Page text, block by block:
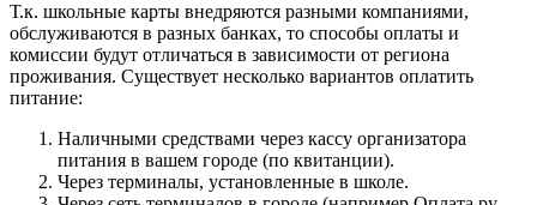
Т.к. школьные карты внедряются разными компаниями,
обслуживаются в разных банках, то способы оплаты и
комиссии будут отличаться в зависимости от региона
проживания. Существует несколько вариантов оплатить
питание:
Наличными средствами через кассу организатора
питания в вашем городе (по квитанции).
Через терминалы, установленные в школе.